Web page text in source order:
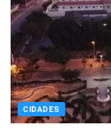
CIDADES